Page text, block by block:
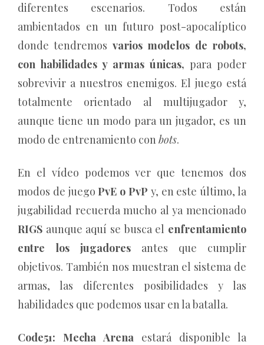
diferentes escenarios. Todos están
ambientados en un futuro post-apocalíptico
donde tendremos varios modelos de robots,
con habilidades y armas únicas, para poder
sobrevivir a nuestros enemigos. El juego está
totalmente orientado al multijugador y,
aunque tiene un modo para un jugador, es un
modo de entrenamiento conbots.
En el vídeo podemos ver que tenemos dos
modos de juegoPvE o PvP y, en este último, la
jugabilidad recuerda mucho al ya mencionado
RIGS aunque aquí se busca el enfrentamiento
entre los jugadores antes que cumplir
objetivos. También nos muestran el sistema de
armas, las diferentes posibilidades y las
habilidades que podemos usar en la batalla.
Code51: Mecha Arena estará disponible la